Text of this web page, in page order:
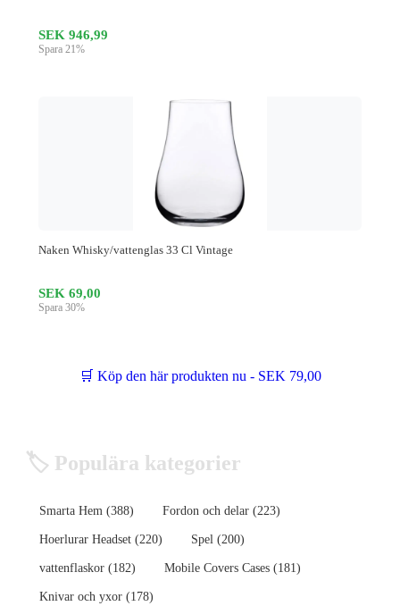
SEK 946,99
Spara 21%
Naken Whisky/vattenglas 33 Cl Vintage
SEK 69,00
Spara 30%
🛒 Köp den här produkten nu - SEK 79,00
🏷️ Populära kategorier
Smarta Hem (388) Fordon och delar (223)
Hoerlurar Headset (220) Spel (200)
vattenflaskor (182) Mobile Covers Cases (181)
Knivar och yxor (178)